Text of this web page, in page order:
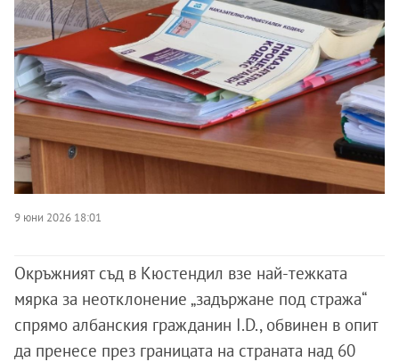
9 юни 2026 18:01
Окръжният съд в Кюстендил взе най-тежката
мярка за неотклонение „задържане под стража“
спрямо албанския гражданин I.D., обвинен в опит
да пренесе през границата на страната над 60